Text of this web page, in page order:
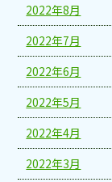
2022年8月
2022年7月
2022年6月
2022年5月
2022年4月
2022年3月